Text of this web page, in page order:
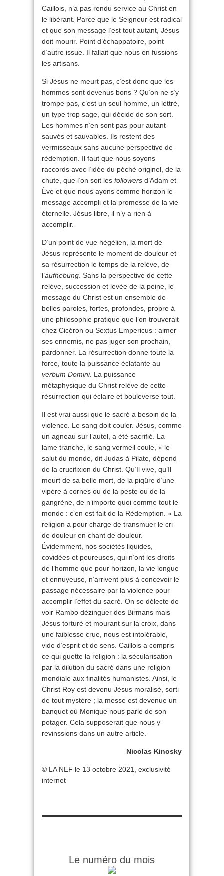
Caillois, n’a pas rendu service au Christ en
le libérant. Parce que le Seigneur est radical
et que son message l’est tout autant, Jésus
doit mourir. Point d’échappatoire, point
d’autre issue. Il fallait que nous en fussions
les artisans.
Si Jésus ne meurt pas, c’est donc que les
hommes sont devenus bons ? Qu’on ne s’y
trompe pas, c’est un seul homme, un lettré,
un type trop sage, qui décide de son sort.
Les hommes n’en sont pas pour autant
sauvés et sauvables. Ils restent des
vermisseaux sans aucune perspective de
rédemption. Il faut que nous soyons
raccords avec l’idée du péché originel, de la
chute, que l’on soit les followers d’Adam et
Ève et que nous ayons comme horizon le
message accompli et la promesse de la vie
éternelle. Jésus libre, il n’y a rien à
accomplir.
D’un point de vue hégélien, la mort de
Jésus représente le moment de douleur et
sa résurrection le temps de la relève, de
l’aufhebung . Sans la perspective de cette
relève, succession et levée de la peine, le
message du Christ est un ensemble de
belles paroles, fortes, profondes, propre à
une philosophie pratique que l’on trouverait
chez Cicéron ou Sextus Empericus : aimer
ses ennemis, ne pas juger son prochain,
pardonner. La résurrection donne toute la
force, toute la puissance éclatante au
verbum Domini. La puissance
métaphysique du Christ relève de cette
résurrection qui éclaire et bouleverse tout.
Il est vrai aussi que le sacré a besoin de la
violence. Le sang doit couler. Jésus, comme
un agneau sur l’autel, a été sacrifié. La
lame tranche, le sang vermeil coule, « le
salut du monde, dit Judas à Pilate, dépend
de la crucifixion du Christ. Qu’Il vive, qu’Il
meurt de sa belle mort, de la piqûre d’une
vipère à cornes ou de la peste ou de la
gangrène, de n’importe quoi comme tout le
monde : c’en est fait de la Rédemption. » La
religion a pour charge de transmuer le cri
de douleur en chant de douleur.
Évidemment, nos sociétés liquides,
covidées et peureuses, qui n’ont les droits
de l’homme que pour horizon, la vie longue
et ennuyeuse, n’arrivent plus à concevoir le
passage nécessaire par la violence pour
accomplir l’effet du sacré. On se délecte de
voir Rambo dézinguer des Birmans mais
Jésus torturé et mourant sur la croix, dans
une faiblesse crue, nous est intolérable,
vide d’esprit et de sens. Caillois a compris
ce qui guette la religion : la sécularisation
par la dilution du sacré dans une religion
mondiale aux finalités humanistes. Ainsi, le
Christ Roy est devenu Jésus moralisé, sorti
de tout mystère ; la messe est devenue un
banquet où Monique nous parle de son
potager. Cela supposerait que nous y
revinssions dans un autre article.
Nicolas Kinosky
© LA NEF le 13 octobre 2021, exclusivité
internet
Le numéro du mois